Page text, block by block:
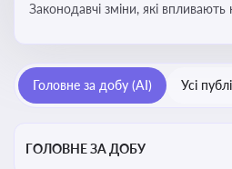
Законодавчі зміни, які
Головне за добу (AI) Усі
ГОЛОВНЕ ЗА ДОБУ